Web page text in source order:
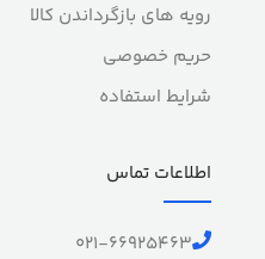
اطلاعات تماس
021-66925463
رویه های بازگرداندن کالا
حریم خصوصی
شرایط استفاده